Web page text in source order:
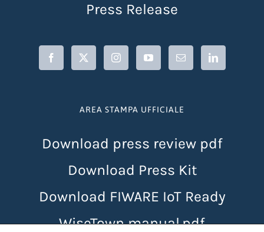
Press Release
AREA STAMPA UFFICIALE
Download press review pdf
Download Press Kit
Download FIWARE IoT Ready
WiseTown manual.pdf